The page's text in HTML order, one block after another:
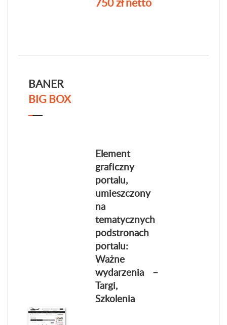
BANER
BIG BOX
Element
graficzny
portalu,
umieszczony
na
tematycznych
podstronach
portalu:
Ważne
wydarzenia –
Targi,
Szkolenia